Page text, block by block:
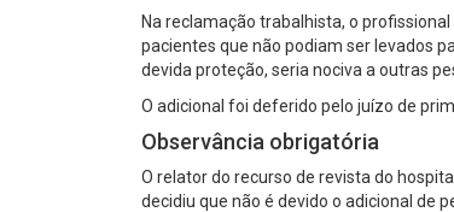
Na reclamação trabalhista, o
pacientes que não podiam ser levados
devida proteção, seria nociva a outras
O adicional foi deferido pelo juízo de
Observância obrigatória
O relator do recurso de revista do
decidiu que não é devido o adicional de